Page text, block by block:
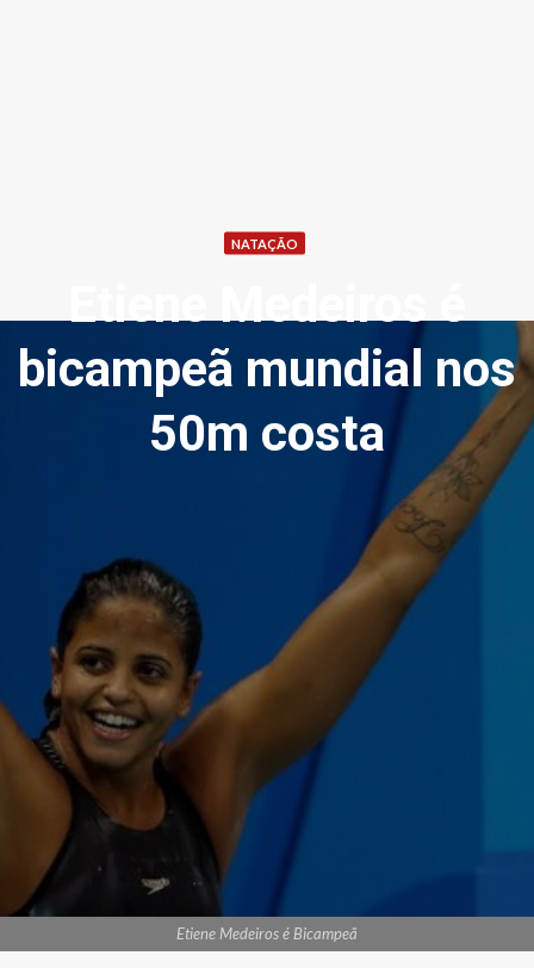
NATAÇÃO
bicampeã mundial nos
50m costa
Etiene Medeiros é Bicampeã